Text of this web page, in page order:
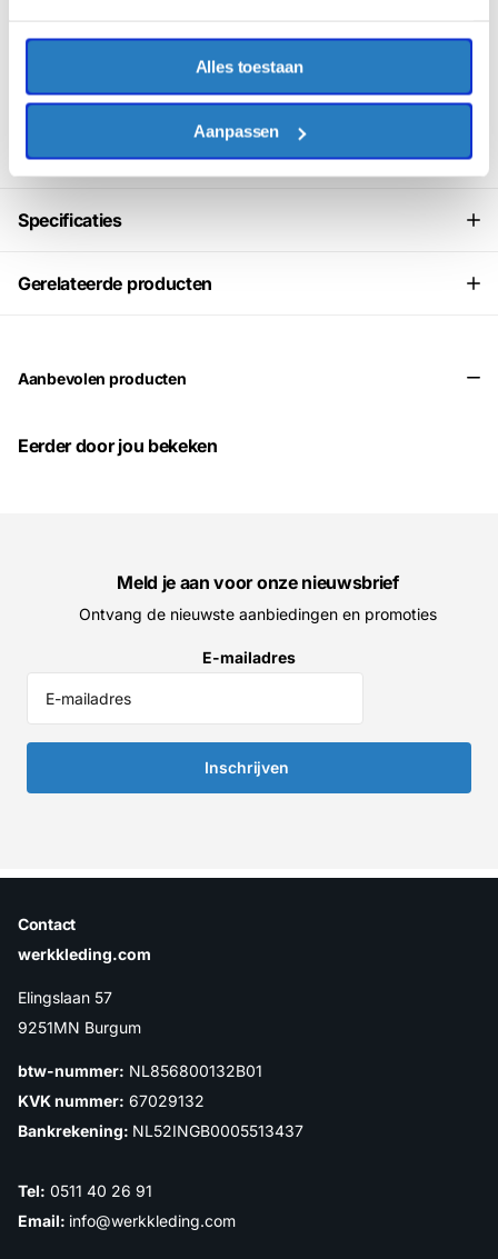
Alles toestaan
Aanpassen
Productomschrijving
Specificaties
Gerelateerde producten
Aanbevolen producten
Eerder door jou bekeken
Meld je aan voor onze nieuwsbrief
Ontvang de nieuwste aanbiedingen en promoties
E-mailadres
Inschrijven
Contact
werkkleding.com
Elingslaan 57
9251MN Burgum
btw-nummer: NL856800132B01
KVK nummer: 67029132
Bankrekening: NL52INGB0005513437
Tel: 0511 40 26 91
Email: info@werkkleding.com